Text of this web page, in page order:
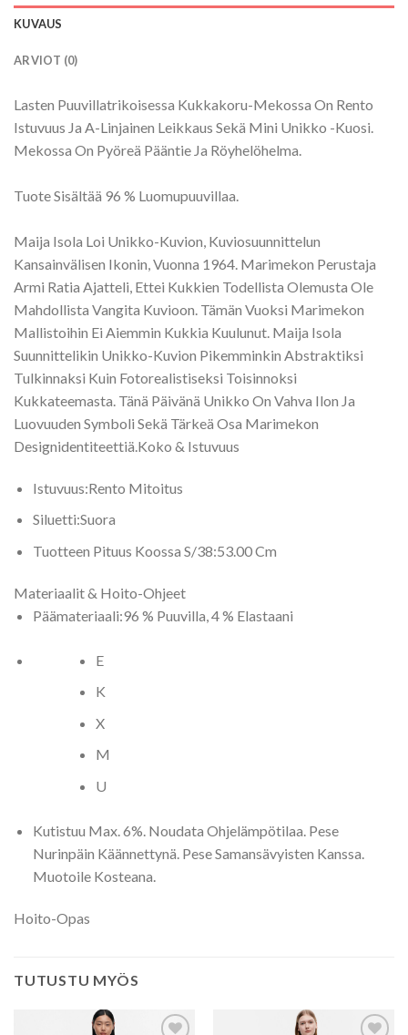
KUVAUS
ARVIOT (0)
Lasten Puuvillatrikoisessa Kukkakoru-Mekossa On Rento
Istuvuus Ja A-Linjainen Leikkaus Sekä Mini Unikko -Kuosi.
Mekossa On Pyöreä Pääntie Ja Röyhelöhelma.
Tuote Sisältää 96 % Luomupuuvillaa.
Maija Isola Loi Unikko-Kuvion, Kuviosuunnittelun
Kansainvälisen Ikonin, Vuonna 1964. Marimekon Perustaja
Armi Ratia Ajatteli, Ettei Kukkien Todellista Olemusta Ole
Mahdollista Vangita Kuvioon. Tämän Vuoksi Marimekon
Mallistoihin Ei Aiemmin Kukkia Kuulunut. Maija Isola
Suunnittelikin Unikko-Kuvion Pikemminkin Abstraktiksi
Tulkinnaksi Kuin Fotorealistiseksi Toisinnoksi
Kukkateemasta. Tänä Päivänä Unikko On Vahva Ilon Ja
Luovuuden Symboli Sekä Tärkeä Osa Marimekon
Designidentiteettiä.Koko & Istuvuus
Istuvuus:Rento Mitoitus
Siluetti:Suora
Tuotteen Pituus Koossa S/38:53.00 Cm
Materiaalit & Hoito-Ohjeet
Päämateriaali:96 % Puuvilla, 4 % Elastaani
E
K
X
M
U
Kutistuu Max. 6%. Noudata Ohjelämpötilaa. Pese
Nurinpäin Käännettynä. Pese Samansävyisten Kanssa.
Muotoile Kosteana.
Hoito-Opas
TUTUSTU MYÖS